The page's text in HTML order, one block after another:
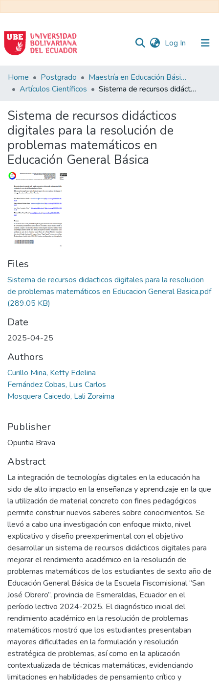
Log In (current)
Communities
&
All of DSpace
Statistics
Home Postgrado
Maestría en Educación Básica
Artículos Científicos
Sistema de recursos didácticos digitales para la resolución de problemas matemáticos en Educación General Básica
Sistema de recursos didácticos
digitales para la resolución de
problemas matemáticos en
Educación General Básica
Files
Sistema de recursos didacticos digitales para la resolucion
de problemas matemáticos en Educacion General Basica.pdf
(289.05 KB)
Date
2025-04-25
Authors
Curillo Mina, Ketty Edelina
Fernández Cobas, Luis Carlos
Mosquera Caicedo, Lali Zoraima
Publisher
Opuntia Brava
Abstract
La integración de tecnologías digitales en la educación ha
sido de alto impacto en la enseñanza y aprendizaje en la que
la utilización de material concreto con fines pedagógicos
permite construir nuevos saberes sobre conocimientos. Se
llevó a cabo una investigación con enfoque mixto, nivel
explicativo y diseño preexperimental con el objetivo
desarrollar un sistema de recursos didácticos digitales para
mejorar el rendimiento académico en la resolución de
problemas matemáticos de los estudiantes de sexto año de
Educación General Básica de la Escuela Fiscomisional “San
José Obrero”, provincia de Esmeraldas, Ecuador en el
período lectivo 2024-2025. El diagnóstico inicial del
rendimiento académico en la resolución de problemas
matemáticos mostró que los estudiantes presentaban
mayores dificultades en la formulación y resolución
estratégica de problemas, así como en la aplicación
contextualizada de técnicas matemáticas, evidenciando
limitaciones en habilidades de pensamiento crítico y